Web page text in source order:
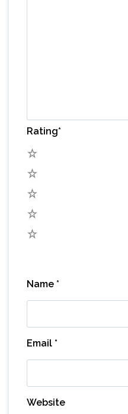
Rating*
Name *
Email *
Website